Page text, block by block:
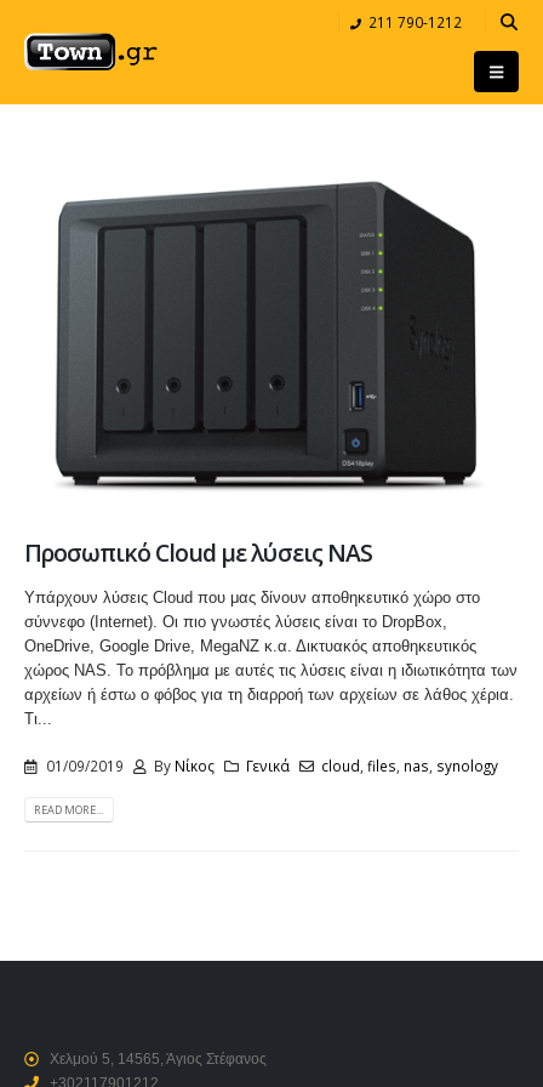
211 790-1212
Προσωπικό Cloud με λύσεις NAS
Υπάρχουν λύσεις Cloud που μας δίνουν αποθηκευτικό χώρο στο
σύννεφο (Internet). Οι πιο γνωστές λύσεις είναι το DropBox,
OneDrive, Google Drive, MegaNZ κ.α. Δικτυακός αποθηκευτικός
χώρος NAS. Το πρόβλημα με αυτές τις λύσεις είναι η ιδιωτικότητα των
αρχείων ή έστω ο φόβος για τη διαρροή των αρχείων σε λάθος χέρια.
Τι...
01/09/2019 By Νίκος Γενικά cloud files nas synology
READ MORE...
Χελμού 5, 14565, Άγιος Στέφανος
+302117901212